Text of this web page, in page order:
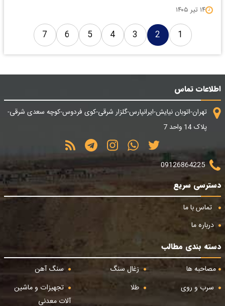
۱۴ تیر ۱۴۰۵
1
2
3
4
5
6
7
اطلاعات تماس
تهران-اتوبان نیایش-ایرانپارس-گلزار شرقی-کوی فردوس-کوچه سعدی شرقی-
پلاک 14 واحد 7
09126864225
دسترسی سریع
تماس با ما
درباره ما
دسته بندی مطالب
مصاحبه ها
زغال سنگ
سنگ آهن
سرب و روی
طلا
تجهیزات و ماشین
آلات معدنی